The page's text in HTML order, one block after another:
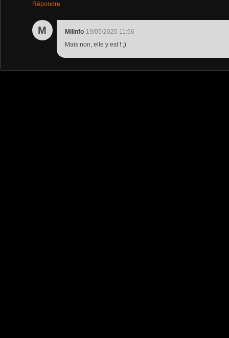
Répondre
M Milinfo 19/05/2020 11:56
Mais non, elle y est ! ;)